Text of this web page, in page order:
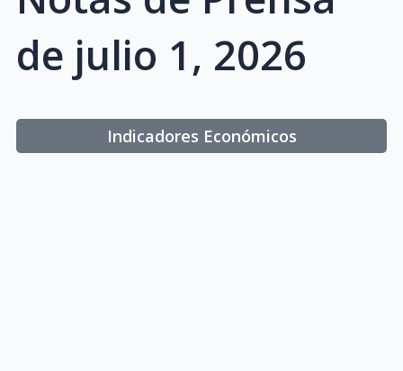
de julio 1, 2026
Indicadores Económicos